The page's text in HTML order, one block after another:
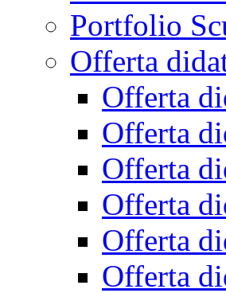
Portfolio
Offerta
Offerta
Offerta
Offerta
Offerta
Offerta
Offerta